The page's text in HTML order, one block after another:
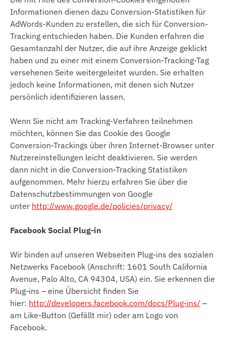
Informationen dienen dazu Conversion-Statistiken für
AdWords-Kunden zu erstellen, die sich für Conversion-
Tracking entschieden haben. Die Kunden erfahren die
Gesamtanzahl der Nutzer, die auf ihre Anzeige geklickt
haben und zu einer mit einem Conversion-Tracking-Tag
versehenen Seite weitergeleitet wurden. Sie erhalten
jedoch keine Informationen, mit denen sich Nutzer
persönlich identifizieren lassen.
Wenn Sie nicht am Tracking-Verfahren teilnehmen
möchten, können Sie das Cookie des Google
Conversion-Trackings über ihren Internet-Browser unter
Nutzereinstellungen leicht deaktivieren. Sie werden
dann nicht in die Conversion-Tracking Statistiken
aufgenommen. Mehr hierzu erfahren Sie über die
Datenschutzbestimmungen von Google
unter http://www.google.de/policies/privacy/
Facebook Social Plug-in
Wir binden auf unseren Webseiten Plug-ins des sozialen
Netzwerks Facebook (Anschrift: 1601 South California
Avenue, Palo Alto, CA 94304, USA) ein. Sie erkennen die
Plug-ins – eine Übersicht finden Sie
hier: http://developers.facebook.com/docs/Plug-ins/ –
am Like-Button (Gefällt mir) oder am Logo von
Facebook.